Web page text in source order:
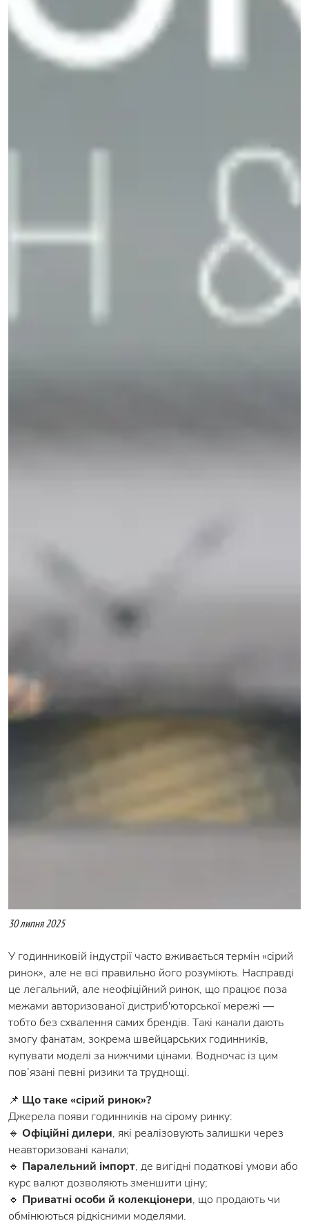
30 липня 2025
У годинниковій індустрії часто вживається термін «сірий
ринок», але не всі правильно його розуміють. Насправді
це легальний, але неофіційний ринок, що працює поза
межами авторизованої дистриб'юторської мережі —
тобто без схвалення самих брендів. Такі канали дають
змогу фанатам, зокрема швейцарських годинників,
купувати моделі за нижчими цінами. Водночас із цим
пов’язані певні ризики та труднощі.
📌 Що таке «сірий ринок»?
Джерела появи годинників на сірому ринку:
🔹 Офіційні дилери, які реалізовують залишки через
неавторизовані канали;
🔹 Паралельний імпорт, де вигідні податкові умови або
курс валют дозволяють зменшити ціну;
🔹 Приватні особи й колекціонери, що продають чи
обмінюються рідкісними моделями.